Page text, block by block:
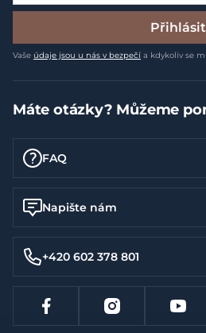
Přihlásit
Vaše údaje jsou u nás v bezpečí a kdykoliv se
Máte otázky? Můžeme
FAQ
Napište nám
+420 602 378 801